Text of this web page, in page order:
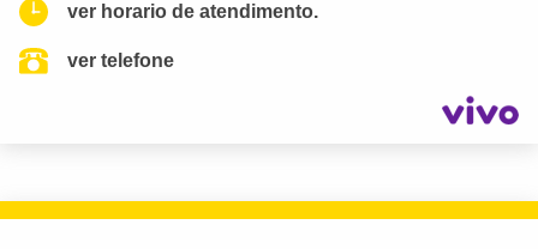
ver horario de atendimento.
ver telefone